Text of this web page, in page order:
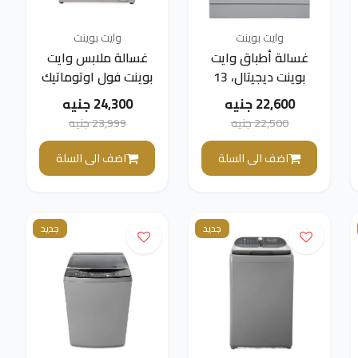
وايت بوينت
غسالة أطباق وايت
بوينت ديجيتال، 13
مكان، 6 برامج، فضي
- WPD136HDS
22,600 جنيه
22,500 جنيه
اضف الى السلة
وايت بوينت
غسالة ملابس وايت
بوينت فول اوتوماتيك
تحميل امامي بموتور
انفرتر، 9 كجم، فضي -
WPW9121TSSWVSG
24,300 جنيه
23,999 جنيه
اضف الى السلة
جديد جديد